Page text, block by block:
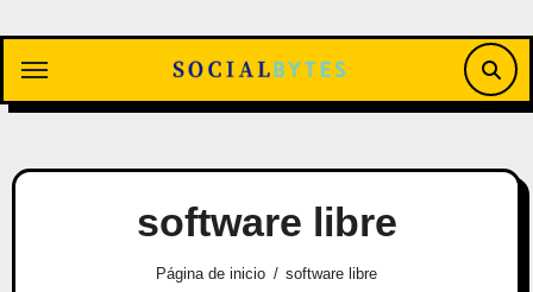
contenido
software libre
Página de inicio software libre